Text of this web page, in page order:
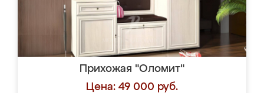
Прихожая "Оломит"
Цена: 49 000 руб.